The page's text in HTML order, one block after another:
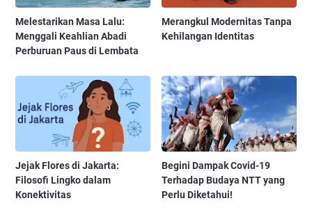
Melestarikan Masa Lalu:
Menggali Keahlian Abadi
Perburuan Paus di Lembata
Merangkul Modernitas Tanpa
Kehilangan Identitas
Jejak Flores di Jakarta:
Filosofi Lingko dalam
Konektivitas
Begini Dampak Covid-19
Terhadap Budaya NTT yang
Perlu Diketahui!